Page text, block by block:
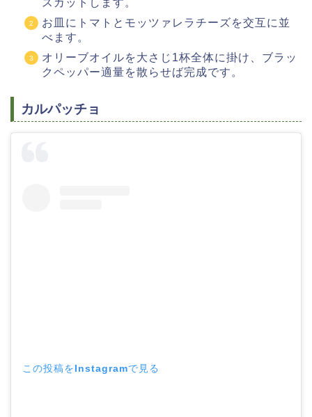
スカットします。
お皿にトマトとモッツァレラチーズを交互に並
べます。
オリーブオイルを大さじ1杯全体に掛け、ブラッ
クペッパー適量を散らせば完成です。
カルパッチョ
この投稿をInstagramで見る